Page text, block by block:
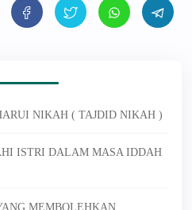
NIKAH ( TAJDID NIKAH )
ISTRI DALAM MASA IDDAH
MEMBOLEHKAN